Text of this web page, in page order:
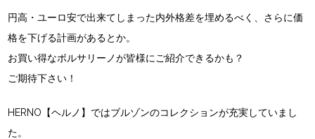
円高・ユーロ安で出来てしまった内外格差を埋めるべく、さらに価
格を下げる計画があるとか。
お買い得なボルサリーノが皆様にご紹介できるかも？
ご期待下さい！
HERNO【ヘルノ】ではブルゾンのコレクションが充実していまし
た。